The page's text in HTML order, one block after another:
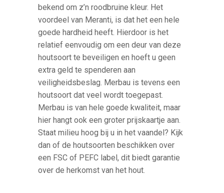
bekend om z’n roodbruine kleur. Het
voordeel van Meranti, is dat het een hele
goede hardheid heeft. Hierdoor is het
relatief eenvoudig om een deur van deze
houtsoort te beveiligen en hoeft u geen
extra geld te spenderen aan
veiligheidsbeslag. Merbau is tevens een
houtsoort dat veel wordt toegepast.
Merbau is van hele goede kwaliteit, maar
hier hangt ook een groter prijskaartje aan.
Staat milieu hoog bij u in het vaandel? Kijk
dan of de houtsoorten beschikken over
een FSC of PEFC label, dit biedt garantie
over de herkomst van het hout.